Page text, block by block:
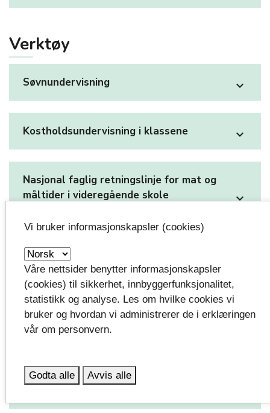
Verktøy
Søvnundervisning expand_more
Kostholdsundervisning i klassene expand_more
Nasjonal faglig retningslinje for mat og
måltider i videregående skole
expand_more
Produktliste for smakssatte meierivarer
MinLivsstil expand_more
Vi bruker informasjonskapsler (cookies)
Våre nettsider benytter informasjonskapsler
(cookies) til sikkerhet, innbyggerfunksjonalitet,
statistikk og analyse. Les om hvilke cookies vi
bruker og hvordan vi administrerer de i erklæringen
vår om personvern.
Godta alle Avvis alle